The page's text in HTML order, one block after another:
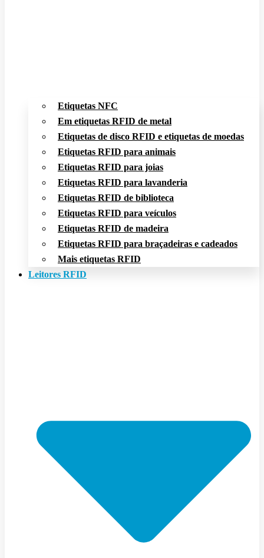
Etiquetas NFC
Em etiquetas RFID de metal
Etiquetas de disco RFID e etiquetas de moedas
Etiquetas RFID para animais
Etiquetas RFID para joias
Etiquetas RFID para lavanderia
Etiquetas RFID de biblioteca
Etiquetas RFID para veículos
Etiquetas RFID de madeira
Etiquetas RFID para braçadeiras e cadeados
Mais etiquetas RFID
Leitores RFID